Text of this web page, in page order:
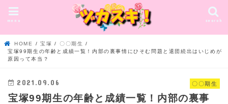
search
menu
HOME 宝塚
〇〇期生
宝塚99期生の年齢と成績一覧！内部の裏事情にひそむ問題と退団続出はいじめが
原因って本当？
〇〇期生
2021.09.06
宝塚99期生の年齢と成績一覧！内部の裏事